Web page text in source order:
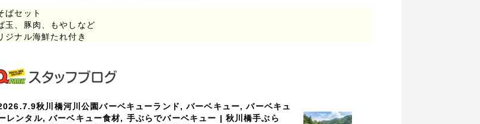
ばセット
玉、豚肉、もやしなど
ジナル海鮮たれ付き
秋川橋河川公園バーベキューランド,バーベキュー,バーベキュ
レンタル,バーベキュー食材, 手ぶらでバーベキュー | 秋川橋手ぶら